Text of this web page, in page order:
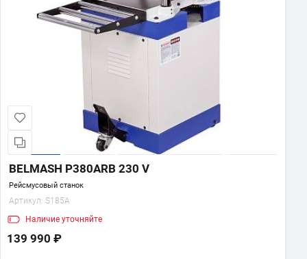
BELMASH P380ARB 230 V
Рейсмусовый станок
Артикул: S185A
Наличие уточняйте
139 990 ₽